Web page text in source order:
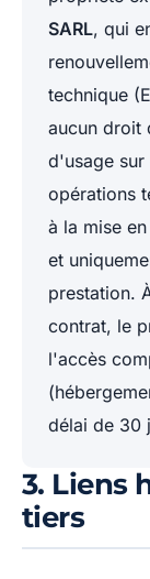
SARL, qui
technique
aucun droit
d'usage sur
opérations
à la mise
et
prestation.
contrat, le
l'accès
délai de 30
3. Liens
tiers